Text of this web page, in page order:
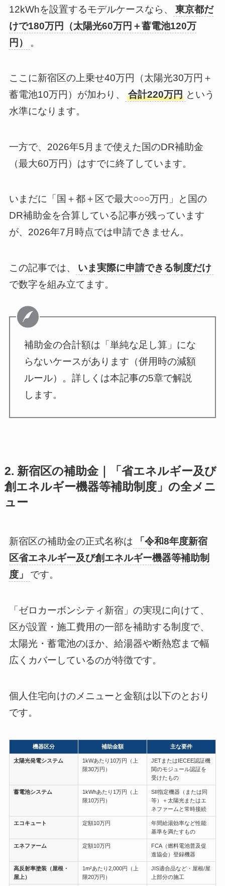
12kWhを設置するモデルケースなら、
東京都だ
けで180万円（太陽光60万円＋蓄電池120万
円）
。
ここに新宿区の上乗せ40万円（太陽光30万円＋
蓄電池10万円）が加わり、
合計220万円 という
水準になります。
一方で、2026年5月まで使えた国のDR補助金
（最大60万円）はすでに終了しています。
いまだに「国＋都＋区で最大○○○万円」と国の
DR補助金を合算している記事が残っています
が、2026年7月時点では申請できません。
この記事では、
いま実際に申請できる制度だけ
で数字を組み立てます。
補助金の合計額は「単純な足し算」にな
らないケースがあります（併用時の減額
ルール）。詳しくは本記事の5章で解説
します。
2. 新宿区の補助金｜「省エネルギー及び
創エネルギー機器等補助制度」の全メニ
ュー
新宿区の補助金の正式名称は
「令和8年度新宿
区省エネルギー及び創エネルギー機器等補助制
度」
です。
「ゼロカーボンシティ新宿」の実現に向けて、
区が設置・施工費用の一部を補助する制度で、
太陽光・蓄電池のほか、給湯器や断熱窓まで幅
広くカバーしているのが特徴です。
個人住宅向けのメニューと金額は以下のとおり
です。
機器区分 補助金額 主な要件
太陽光発電システム
1kWあたり10万円（上
限30万円）
JETまたはIECEE認証機
関のモジュール認証を
受けたもの
蓄電池システム
1kWhあたり1万円（上
限10万円）
SII指定機器（または同
等）＋太陽光またはエ
ネファームと常時接続
エコキュート 定額10万円
年間給湯効率など性能
基準を満たすもの
エネファーム 定額10万円
FCA（燃料電池普及促
進協会）登録機器
高反射率塗装（屋根・
屋上）
1m²あたり2,000円（上
限20万円）
JIS適合品など・屋根/屋
上部分の施工